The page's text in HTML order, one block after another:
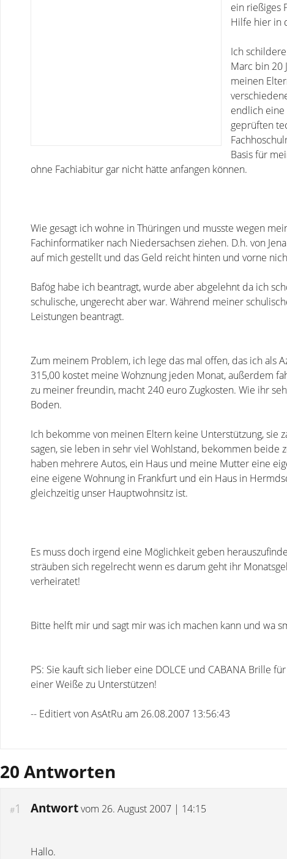
ein rießiges
Hilfe hier in
Ich
Marc bin 20
meinen
endlich eine
geprüften
Basis für
ohne Fachiabitur gar nicht hätte anfangen können.
Wie gesagt ich wohne in Thüringen und musste wegen
Fachinformatiker nach Niedersachsen ziehen. D.h. von
auf mich gestellt und das Geld reicht hinten und vorne
Bafög habe ich beantragt, wurde aber abgelehnt da ich
schulische, ungerecht aber war. Während meiner
Leistungen beantragt.
Zum meinem Problem, ich lege das mal offen, das ich als
315,00 kostet meine Wohznung jeden Monat, außerdem
zu meiner freundin, macht 240 euro Zugkosten. Wie ihr
Boden.
Ich bekomme von meinen Eltern keine Unterstützung, sie
sagen, sie leben in sehr viel Wohlstand, bekommen beide
haben mehrere Autos, ein Haus und meine Mutter eine
eine eigene Wohnung in Frankfurt und ein Haus in
gleichzeitig unser Hauptwohnsitz ist.
Es muss doch irgend eine Möglichkeit geben
sträuben sich regelrecht wenn es darum geht ihr
verheiratet!
Bitte helft mir und sagt mir was ich machen kann und wa
PS: Sie kauft sich lieber eine DOLCE und CABANA Brille
einer Weiße zu Unterstützen!
-- Editiert von AsAtRu am 26.08.2007 13:56:43
20 Antworten
#1 Antwortvom 26. August 2007 | 14:15
Hallo.